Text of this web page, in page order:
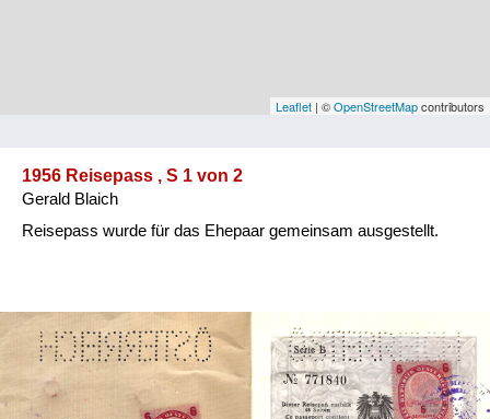
Vorarlberg
Versorgung
Heimkehrer
Leaflet | ©OpenStreetMapcontributors
1956 Reisepass , S 1 von 2
Gerald Blaich
Reisepass wurde für das Ehepaar gemeinsam ausgestellt.